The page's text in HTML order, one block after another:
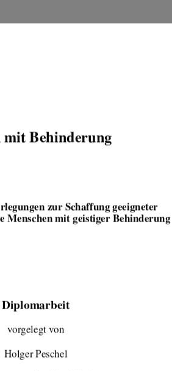
mit Behinderung
zur Schaffung geeigneter
Menschen mit geistiger Behinderung
Diplomarbeit
vorgelegt von
Holger Peschel